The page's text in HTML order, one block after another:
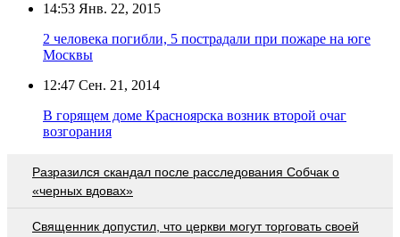
14:53 Янв. 22, 2015
2 человека погибли, 5 пострадали при пожаре на юге
Москвы
12:47 Сен. 21, 2014
В горящем доме Красноярска возник второй очаг
возгорания
Разразился скандал после расследования Собчак о
«черных вдовах»
Священник допустил, что церкви могут торговать своей